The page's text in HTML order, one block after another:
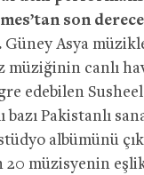
son
Güney Asya
canlı
edebilen
bazı Pakistanlı
stüdyo albümünü
20 müzisyenin